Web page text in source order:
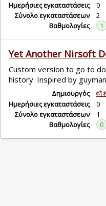
Ημερήσιες εγκαταστάσεις
0
Σύνολο εγκαταστάσεων
2
Βαθμολογίες
1
Yet Another Nirsoft
Custom version to go to
history. Inspired by
Δημιουργός
特
Ημερήσιες εγκαταστάσεις
0
Σύνολο εγκαταστάσεων
1
Βαθμολογίες
0